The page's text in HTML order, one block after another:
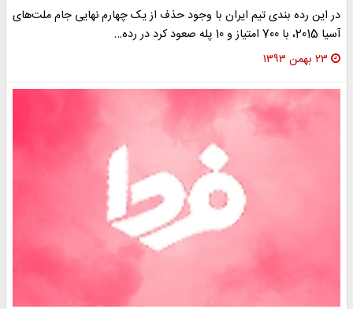
در این رده بندی تیم ایران با وجود حذف از یک چهارم نهایی جام ملت‌های
آسیا 2015، با 700 امتیاز و 10 پله صعود کرد در رده…
۲۳ بهمن ۱۳۹۳